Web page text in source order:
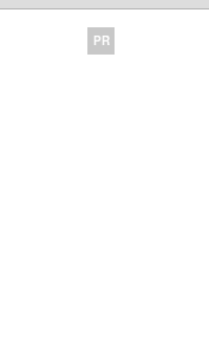
PR